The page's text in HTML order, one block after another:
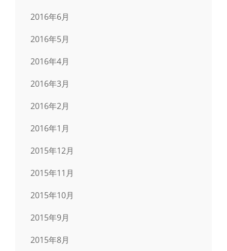
2016年6月
2016年5月
2016年4月
2016年3月
2016年2月
2016年1月
2015年12月
2015年11月
2015年10月
2015年9月
2015年8月